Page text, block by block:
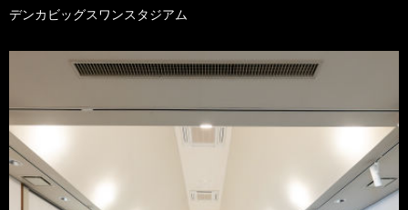
デンカビッグスワンスタジアム